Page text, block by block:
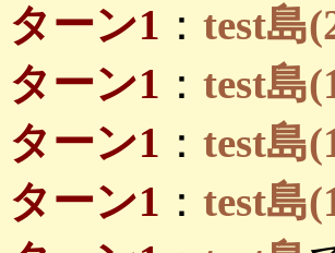
ターン1 ： test島
ターン1 ： test島
ターン1 ： test島
ターン1 ： test島